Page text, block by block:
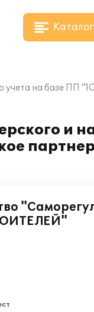
Каталог
учета на базе ПП
и